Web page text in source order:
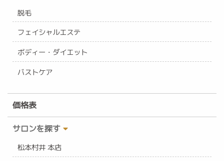
脱毛
フェイシャルエステ
ボディー・ダイエット
バストケア
価格表
サロンを探す
松本村井 本店